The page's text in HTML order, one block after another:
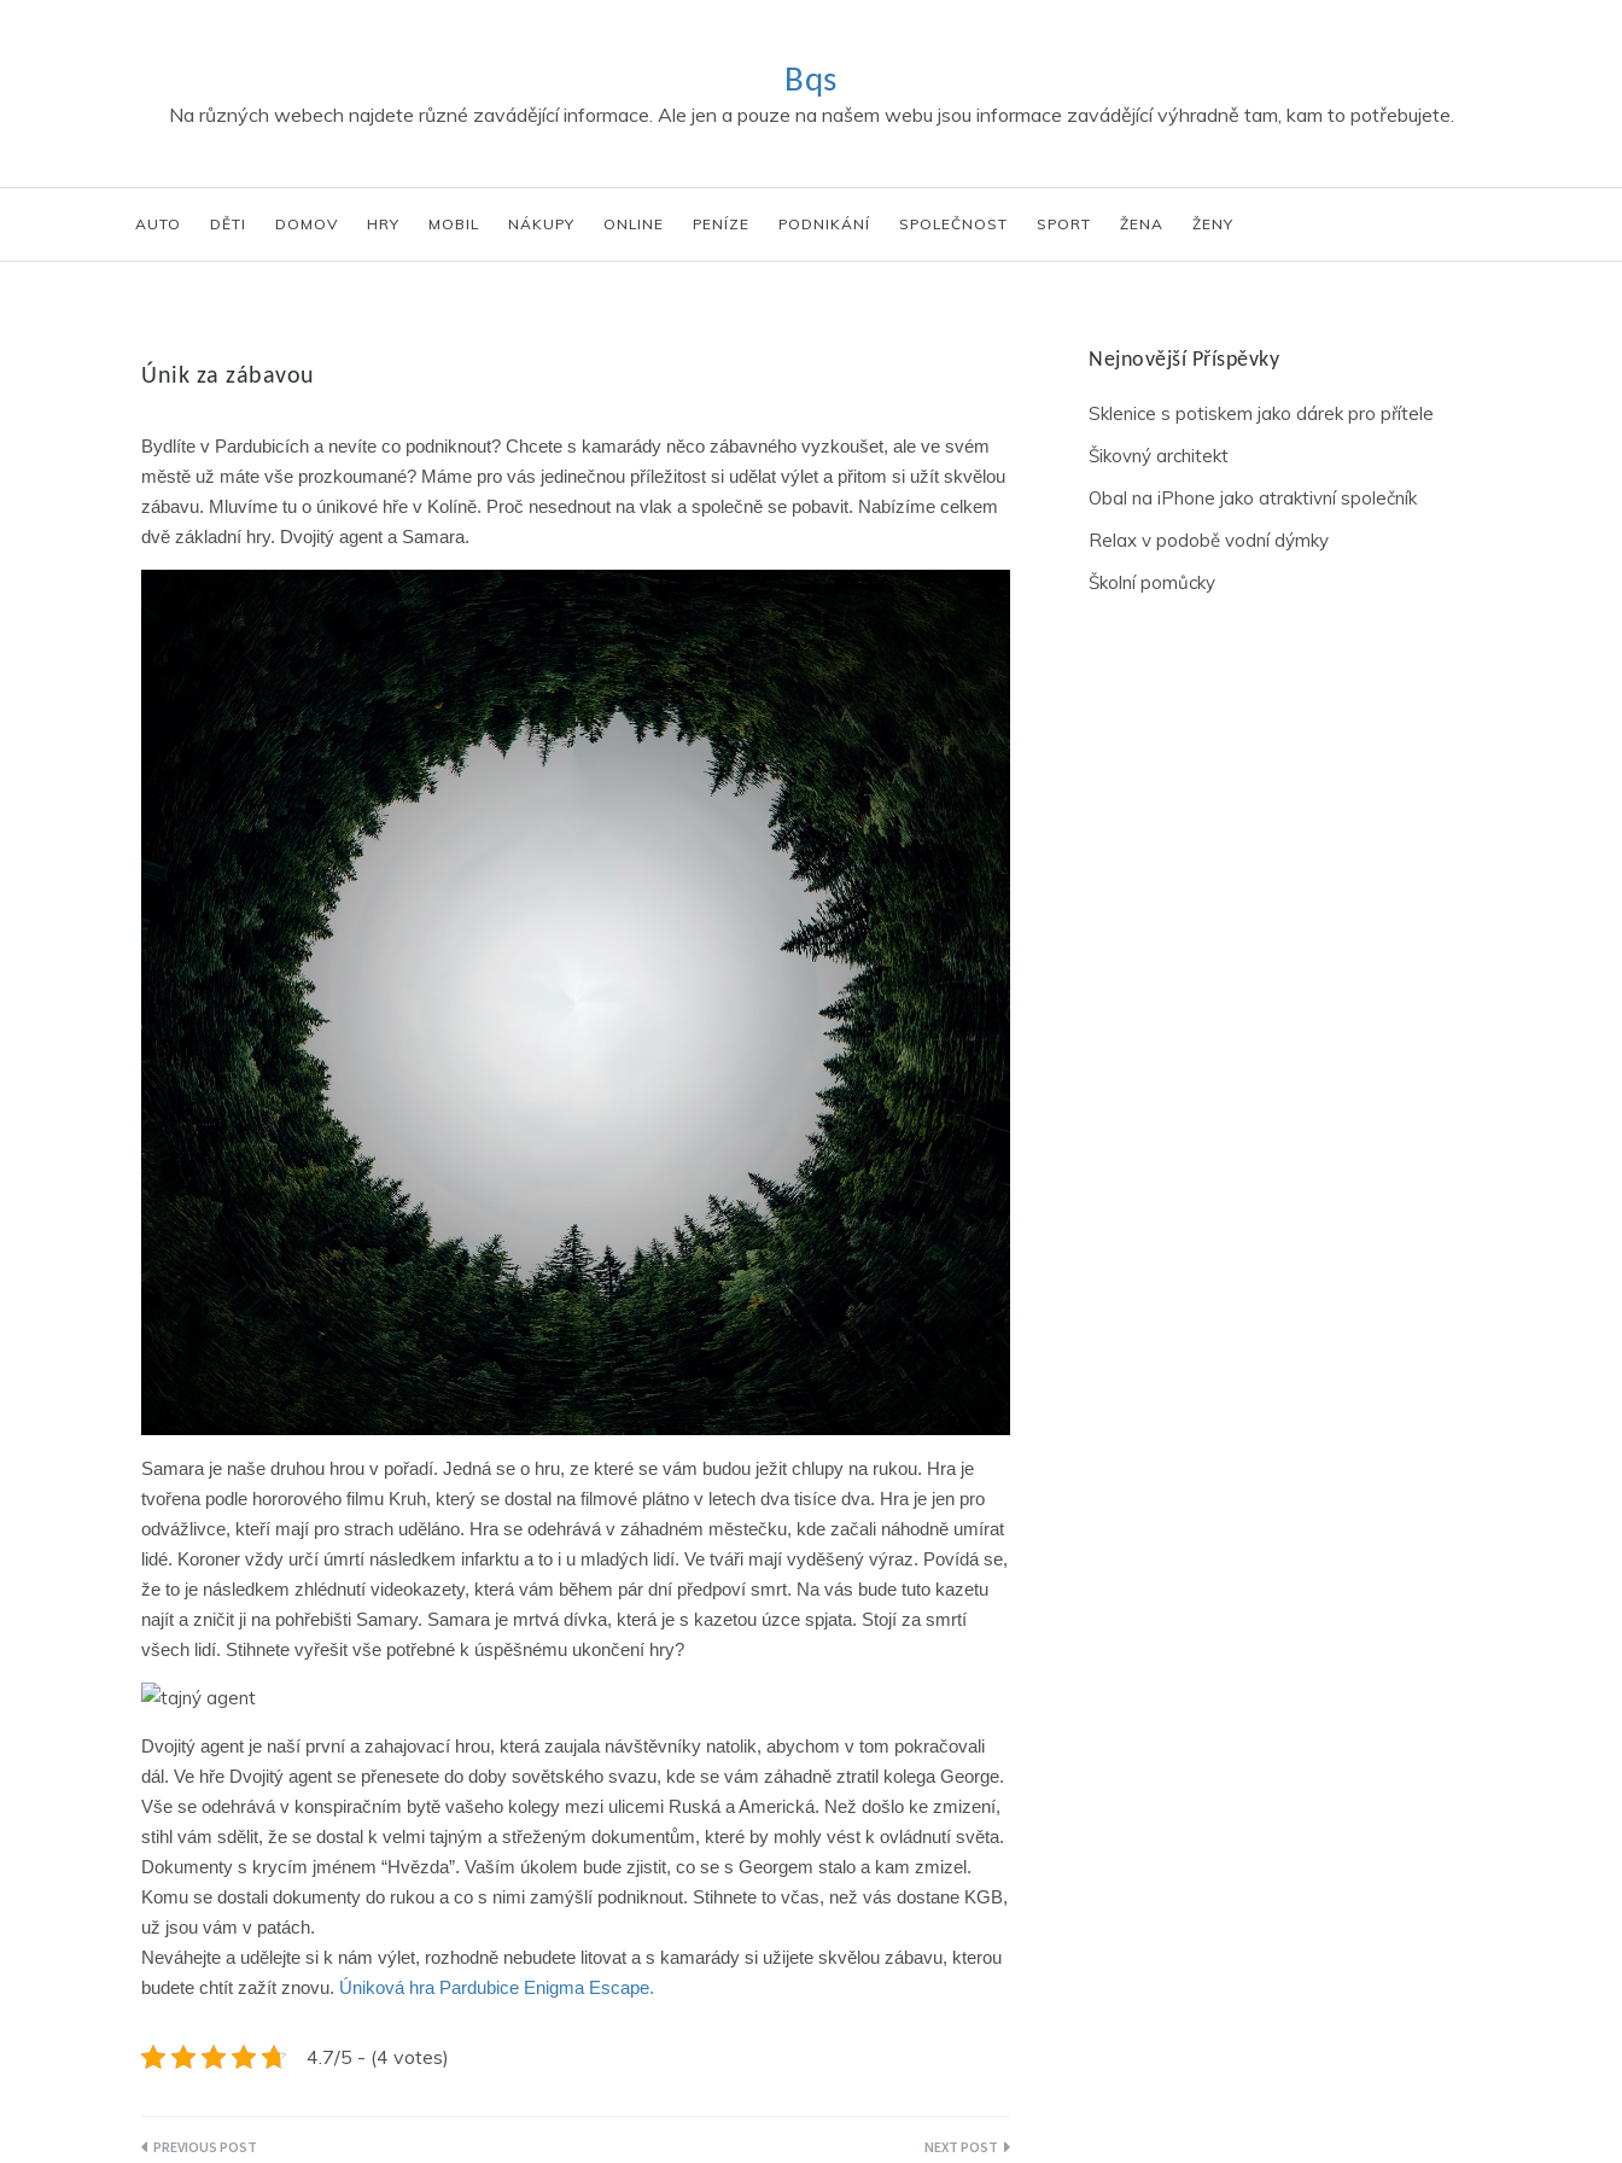
Bqs
Na různých webech najdete různé zavádějící informace. Ale jen a pouze na našem webu jsou informace zavádějící výhradně tam, kam to potřebujete.
AUTO DĚTI DOMOV HRY MOBIL NÁKUPY ONLINE PENÍZE PODNIKÁNÍ SPOLEČNOST SPORT ŽENA ŽENY
Únik za zábavou
Bydlíte v Pardubicích a nevíte co podniknout? Chcete s kamarády něco zábavného vyzkoušet, ale ve svém
městě už máte vše prozkoumané? Máme pro vás jedinečnou příležitost si udělat výlet a přitom si užít skvělou
zábavu. Mluvíme tu o únikové hře v Kolíně. Proč nesednout na vlak a společně se pobavit. Nabízíme celkem
dvě základní hry. Dvojitý agent a Samara.
Samara je naše druhou hrou v pořadí. Jedná se o hru, ze které se vám budou ježit chlupy na rukou. Hra je
tvořena podle hororového filmu Kruh, který se dostal na filmové plátno v letech dva tisíce dva. Hra je jen pro
odvážlivce, kteří mají pro strach uděláno. Hra se odehrává v záhadném městečku, kde začali náhodně umírat
lidé. Koroner vždy určí úmrtí následkem infarktu a to i u mladých lidí. Ve tváři mají vyděšený výraz. Povídá se,
že to je následkem zhlédnutí videokazety, která vám během pár dní předpoví smrt. Na vás bude tuto kazetu
najít a zničit ji na pohřebišti Samary. Samara je mrtvá dívka, která je s kazetou úzce spjata. Stojí za smrtí
všech lidí. Stihnete vyřešit vše potřebné k úspěšnému ukončení hry?
Dvojitý agent je naší první a zahajovací hrou, která zaujala návštěvníky natolik, abychom v tom pokračovali
dál. Ve hře Dvojitý agent se přenesete do doby sovětského svazu, kde se vám záhadně ztratil kolega George.
Vše se odehrává v konspiračním bytě vašeho kolegy mezi ulicemi Ruská a Americká. Než došlo ke zmizení,
stihl vám sdělit, že se dostal k velmi tajným a střeženým dokumentům, které by mohly vést k ovládnutí světa.
Dokumenty s krycím jménem “Hvězda”. Vaším úkolem bude zjistit, co se s Georgem stalo a kam zmizel.
Komu se dostali dokumenty do rukou a co s nimi zamýšlí podniknout. Stihnete to včas, než vás dostane KGB,
už jsou vám v patách.
Neváhejte a udělejte si k nám výlet, rozhodně nebudete litovat a s kamarády si užijete skvělou zábavu, kterou
budete chtít zažít znovu. Úniková hra Pardubice Enigma Escape.
4.7/5 - (4 votes)
Nejnovější Příspěvky
Sklenice s potiskem jako dárek pro přítele
Šikovný architekt
Obal na iPhone jako atraktivní společník
Relax v podobě vodní dýmky
Školní pomůcky